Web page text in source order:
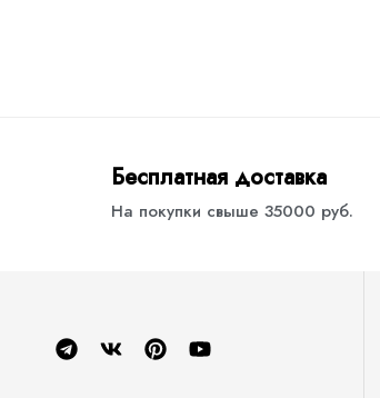
Бесплатная доставка
На покупки свыше 35000 руб.